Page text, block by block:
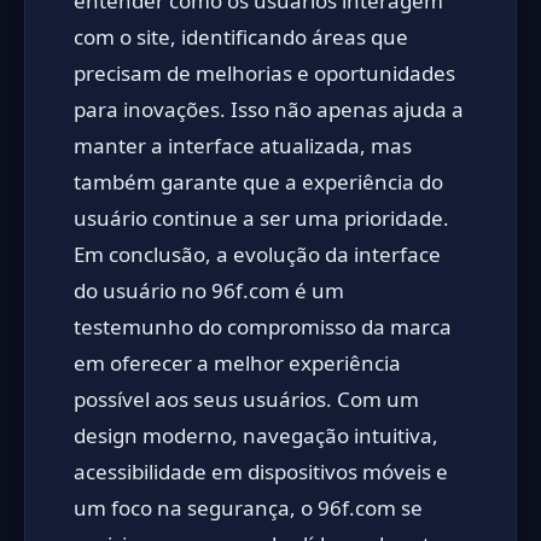
com o site, identificando áreas que
precisam de melhorias e oportunidades
para inovações. Isso não apenas ajuda a
manter a interface atualizada, mas
também garante que a experiência do
usuário continue a ser uma prioridade.
Em conclusão, a evolução da interface
do usuário no 96f.com é um
testemunho do compromisso da marca
em oferecer a melhor experiência
possível aos seus usuários. Com um
design moderno, navegação intuitiva,
acessibilidade em dispositivos móveis e
um foco na segurança, o 96f.com se